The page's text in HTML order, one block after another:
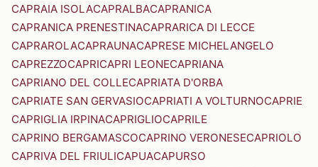
CAPRAIA ISOLACAPRALBACAPRANICA
CAPRANICA PRENESTINACAPRARICA DI LECCE
CAPRAROLACAPRAUNACAPRESE MICHELANGELO
CAPREZZOCAPRICAPRI LEONECAPRIANA
CAPRIANO DEL COLLECAPRIATA D'ORBA
CAPRIATE SAN GERVASIOCAPRIATI A VOLTURNOCAPRIE
CAPRIGLIA IRPINACAPRIGLIOCAPRILE
CAPRINO BERGAMASCOCAPRINO VERONESECAPRIOLO
CAPRIVA DEL FRIULICAPUACAPURSO